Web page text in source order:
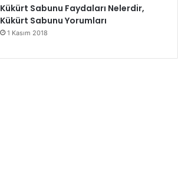
Kükürt Sabunu Faydaları Nelerdir,
Kükürt Sabunu Yorumları
1 Kasım 2018